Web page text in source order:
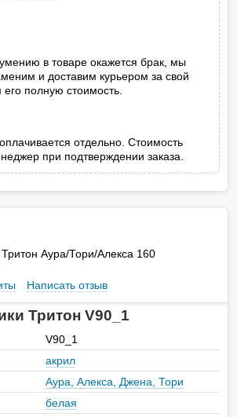
в товаре окажется брак, мы
и доставим курьером за свой
полную стоимость.
отдельно. Стоимость
при подтверждении заказа.
Аура/Тори/Алекса 160
Написать отзыв
Тритон V90_1
V90_1
акрил
Аура, Алекса, Джена, Тори
белая